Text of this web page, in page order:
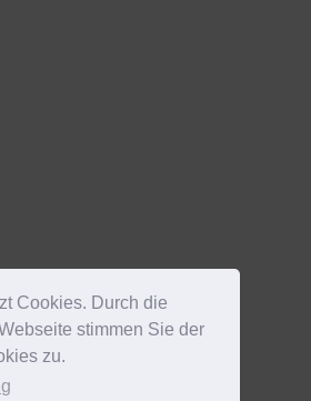
Cookies. Durch die
stimmen Sie der
zu.